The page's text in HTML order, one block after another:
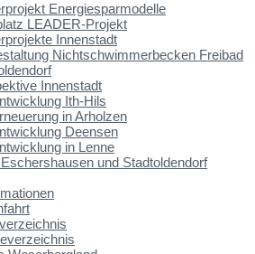
Energiesparmodelle
LEADER-Projekt
Innenstadt
Nichtschwimmerbecken Freibad
Innenstadt
Ith-Hils
in Arholzen
Deensen
in Lenne
und Stadtoldendorf